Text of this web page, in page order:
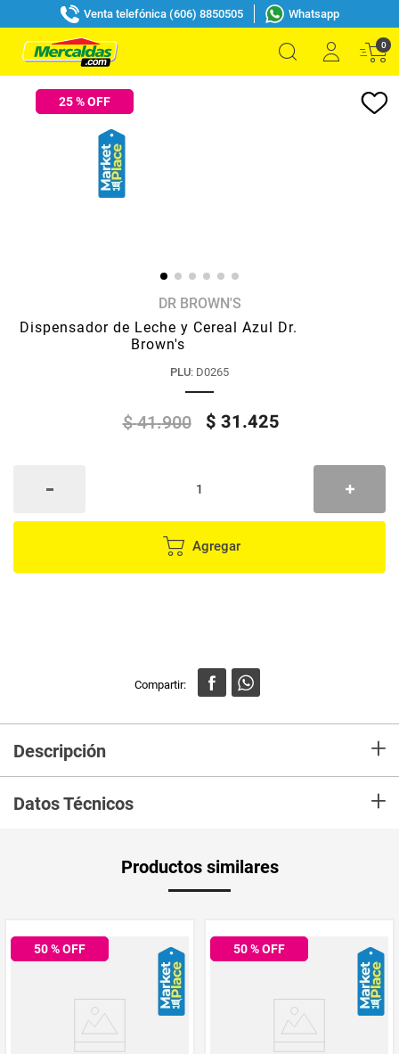
Venta telefónica (606) 8850505 Whatsapp
0
25% OFF
DR BROWN'S
Dispensador de Leche y Cereal Azul Dr.
Brown's
PLU: D0265
$ 41.900 $ 31.425
Agregar
Descripción +
Datos Técnicos +
Peso Neto
1
PUM - Unidad
de Medida
Productos similares
50% OFF 50% OFF